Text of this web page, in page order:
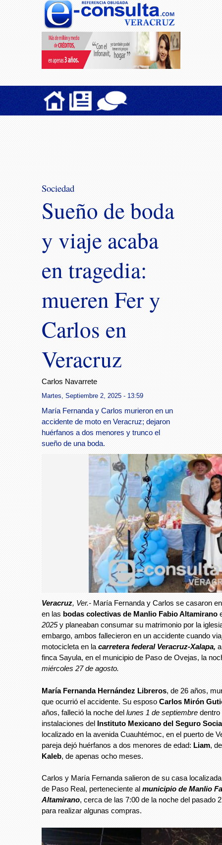
Sociedad
Sueño de boda
y viaje acaba
en tragedia:
mueren Fer y
Carlos en
Veracruz
Carlos Navarrete
Martes, Septiembre 2, 2025 - 13:59
María Fernanda y Carlos murieron en un
accidente de moto en Veracruz; dejaron
huérfanos a dos menores y trunco el
sueño de una boda.
Veracruz, Ver.- María Fernanda y Carlos se casaron
en las bodas colectivas de Manlio Fabio Altamirano
2025y planeaban consumar su matrimonio por la
embargo, ambos fallecieron en un accidente cuando
motocicleta en la carretera federal Veracruz-Xalapa,
finca Sayula, en el municipio de Paso de Ovejas, la
miércoles 27 de agosto.
María Fernanda Hernández Libreros, de 26 años,
que ocurrió el accidente. Su esposo Carlos Mirón
años, falleció la noche del lunes 1 de septiembre dentro
instalaciones del Instituto Mexicano del Seguro
localizado en la avenida Cuauhtémoc, en el puerto de
pareja dejó huérfanos a dos menores de edad: Liam,
Kaleb, de apenas ocho meses.
Carlos y María Fernanda salieron de su casa
de Paso Real, perteneciente al municipio de Manlio
Altamirano, cerca de las 7:00 de la noche del pasado
para realizar algunas compras.